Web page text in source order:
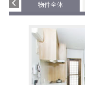
物件全体